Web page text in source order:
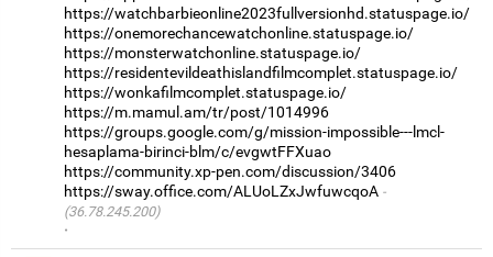
https://watchbarbieonline2023fullversionhd.statuspage.io/
https://onemorechancewatchonline.statuspage.io/
https://monsterwatchonline.statuspage.io/
https://residentevildeathislandfilmcomplet.statuspage.io/
https://wonkafilmcomplet.statuspage.io/
https://m.mamul.am/tr/post/1014996
https://groups.google.com/g/mission-impossible---lmcl-
hesaplama-birinci-blm/c/evgwtFFXuao
https://community.xp-pen.com/discussion/3406
https://sway.office.com/ALUoLZxJwfuwcqoA
(36.78.245.200)
·